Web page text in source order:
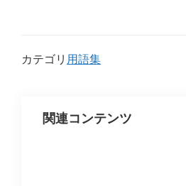
カテゴリ 用語集
関連コンテンツ